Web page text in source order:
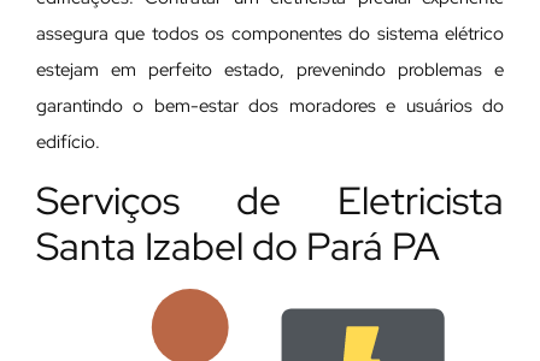
assegura que todos os componentes do sistema elétrico
estejam em perfeito estado, prevenindo problemas e
garantindo o bem-estar dos moradores e usuários do
edifício.
Serviços de Eletricista
Santa Izabel do Pará PA